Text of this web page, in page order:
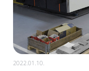
2022.01.10.